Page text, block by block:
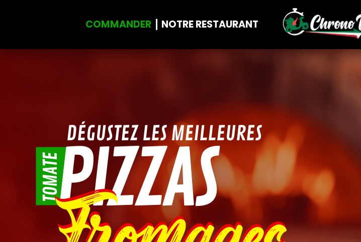
Charte Qualité
C.G.V
Contact
Mentions Légales
Mobile
Programme De Fidélité
COMMANDER NOTRE RESTAURANT
DÉGUSTEZ LES MEILLEURES
PIZZAS
TOMATE